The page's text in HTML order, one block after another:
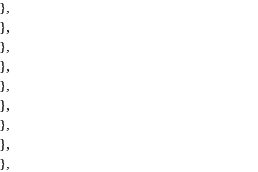
},
},
},
},
},
},
},
},
},